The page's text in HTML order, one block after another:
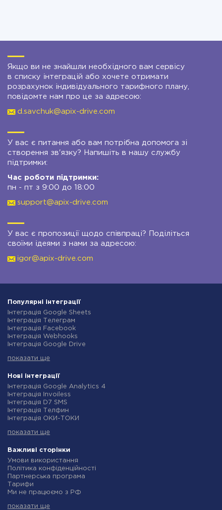
Якщо ви не знайшли необхідного вам сервісу
в списку інтеграцій або хочете отримати
розрахунок індивідуального тарифного плану,
повідомте нам про це за адресою:
d.savchuk@apix-drive.com
У вас є питання або вам потрібна допомога зі
створення зв'язку? Напишіть в нашу службу
підтримки:
Час роботи підтримки:
пн - пт з 9:00 до 18:00
support@apix-drive.com
У вас є пропозиції щодо співпраці? Поділіться
своїми ідеями з нами за адресою:
igor@apix-drive.com
Популярні інтеграції
Інтеграція Google Sheets
Інтеграція Телеграм
Інтеграція Facebook
Інтеграція Webhooks
Інтеграція Google Drive
Інтеграція Gmail
Інтеграція Rozetka
Інтеграція OpenAI (ChatGPT)
Інтеграція Binotel
Інтеграція Prom
Інтеграція Приват24
Інтеграція OLX
Інтеграція SendPulse
Інтеграція Stream Telecom
Інтеграція Google Analytics
Інтеграція Creatio
Інтеграція Ringostat
Інтеграція Google Calendar
Інтеграція Airtable
показати ще
Нові інтеграції
Інтеграція Google Analytics 4
Інтеграція Invoiless
Інтеграція D7 SMS
Інтеграція Телфин
Інтеграція ОКИ-ТОКИ
Інтеграція Microsoft Dynamics 365
Інтеграція TxtSync
Інтеграція Wire2Air
Інтеграція Corezoid
Інтеграція Infobip
Інтеграція Instasent
Інтеграція AtomPark
Інтеграція Campaign Monitor
показати ще
Важливі сторінки
Умови використання
Політика конфіденційності
Партнерська програма
Тарифи
Ми не працюємо з РФ
Індивідуальна розробка
показати ще